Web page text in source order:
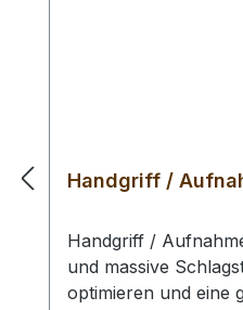
Handgriff /
Handgriff /
und massive
optimieren und eine